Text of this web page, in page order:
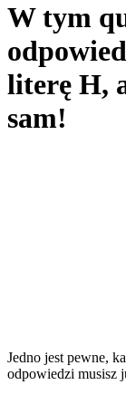
W tym
literę H,
sam!
Jedno jest pewne,
odpowiedzi musisz